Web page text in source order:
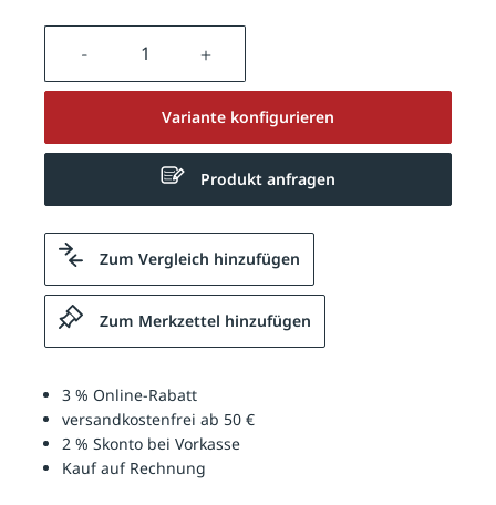
Produkt Anzahl: Gib den
Variante konfigurieren
Produkt anfragen
Zum Vergleich hinzufügen
Zum Merkzettel hinzufügen
3 % Online-Rabatt
versandkostenfrei ab 50 €
2 % Skonto bei Vorkasse
Kauf auf Rechnung